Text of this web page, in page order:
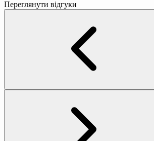
Переглянути відгуки